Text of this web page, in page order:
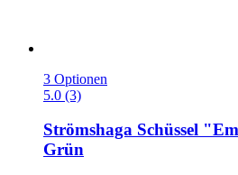
3 Optionen
5.0 (3)
Strömshaga Schüssel
Grün